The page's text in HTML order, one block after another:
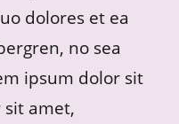
dolores et ea
no sea
ipsum dolor sit
amet,